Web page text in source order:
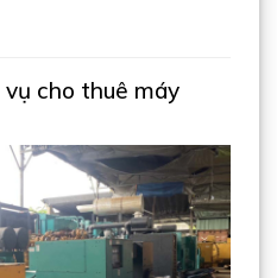
vụ cho thuê máy